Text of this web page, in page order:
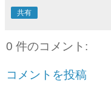
共有
0 件のコメント:
コメントを投稿